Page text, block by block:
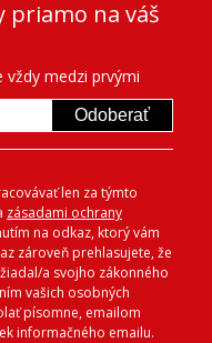
priamo na váš
medzi prvými
Odoberať
len za týmto
zásadami ochrany
na odkaz, ktorý vám
zároveň prehlasujete, že
a svojho zákonného
vašich osobných
písomne, emailom
informačného emailu.